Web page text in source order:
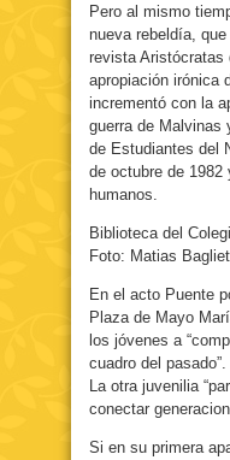
Pero al mismo
nueva rebeldía,
revista Aristócratas
apropiación irónica
incrementó con la
guerra de Malvinas
de Estudiantes del
de octubre de 1982
humanos.
Biblioteca del
Foto: Matias
En el acto Puente
Plaza de Mayo
los jóvenes a
cuadro del
La otra juvenilia
conectar
Si en su primera